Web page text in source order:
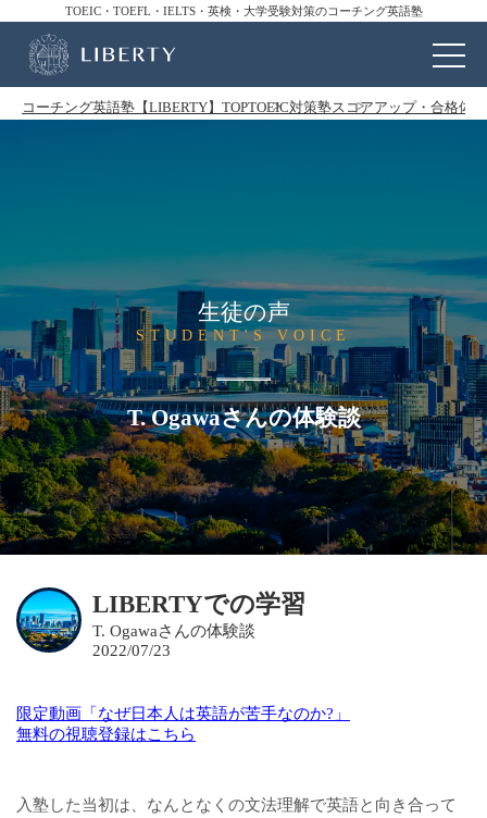
TOEIC・TOEFL・IELTS・英検・大学受験対策のコーチング英語塾
コーチング英語塾【LIBERTY】TOPTOEIC対策塾スコアアップ・合格体
生徒の声
STUDENT'S VOICE
T. Ogawaさんの体験談
LIBERTYでの学習
T. Ogawaさんの体験談
2022/07/23
限定動画「なぜ日本人は英語が苦手なのか?」
無料の視聴登録はこちら
入塾した当初は、なんとなくの文法理解で英語と向き合って